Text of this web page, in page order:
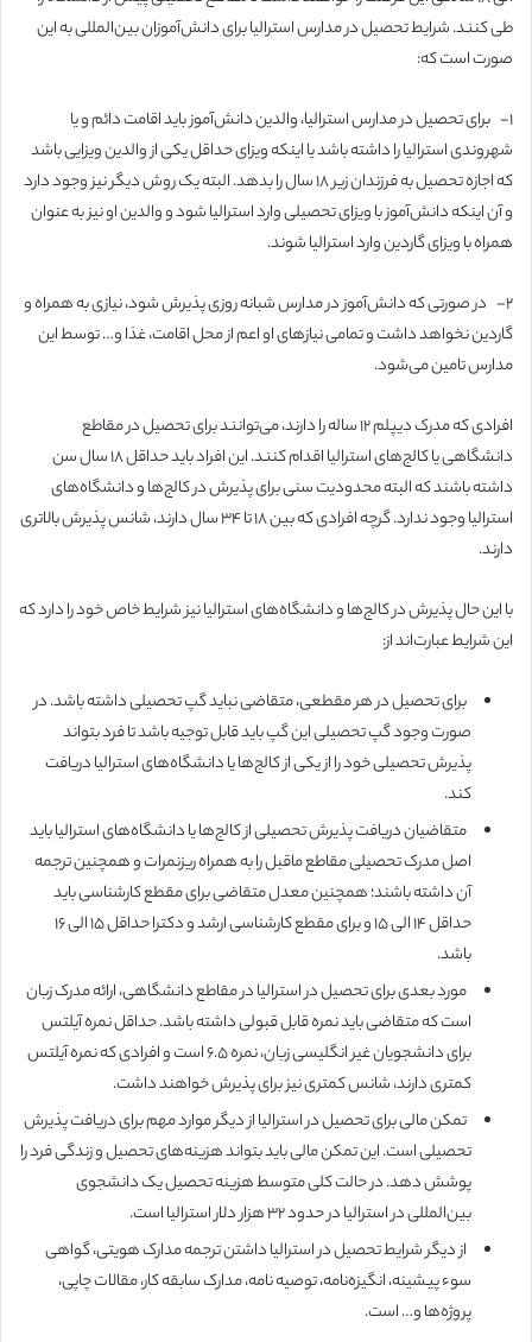
طی کنند. شرایط تحصیل در مدارس استرالیا برای دانش‌آموزان بین‌المللی به این
صورت است که:
۱-
برای تحصیل در مدارس استرالیا، والدین دانش‌آموز باید اقامت دائم و یا
شهروندی استرالیا را داشته باشد یا اینکه ویزای حداقل یکی از والدین ویزایی باشد
که اجازه تحصیل به فرزندان زیر ۱۸ سال را بدهد. البته یک روش دیگر نیز وجود دارد
و آن اینکه دانش‌آموز با ویزای تحصیلی وارد استرالیا شود و والدین او نیز به عنوان
همراه با ویزای گاردین وارد استرالیا شوند.
۲-
در صورتی که دانش‌آموز در مدارس شبانه روزی پذیرش شود، نیازی به همراه و
گاردین نخواهد داشت و تمامی نیازهای او اعم از محل اقامت، غذا و… توسط این
مدارس تامین می‌شود.
افرادی که مدرک دیپلم ۱۲ ساله را دارند، می‌توانند برای تحصیل در مقاطع
دانشگاهی یا کالج‌‌های استرالیا اقدام کنند. این افراد باید حداقل ۱۸ سال سن
داشته باشند که البته محدودیت سنی برای پذیرش در کالج‌ها و دانشگاه‌های
استرالیا وجود ندارد. گرچه افرادی که بین ۱۸ تا ۳۴ سال دارند، شانس پذیرش بالاتری
دارند.
با این حال پذیرش در کالج‌ها و دانشگاه‌های استرالیا نیز شرایط خاص خود را دارد که
این شرایط عبارت‌اند از:
برای تحصیل در هر مقطعی، متقاضی نباید گپ تحصیلی داشته باشد. در
صورت وجود گپ تحصیلی این گپ باید قابل توجیه باشد تا فرد بتواند
پذیرش تحصیلی خود را از یکی از کالج‌ها یا دانشگاه‌های استرالیا دریافت
کند.
متقاضیان دریافت پذیرش تحصیلی از کالج‌ها یا دانشگاه‌های استرالیا باید
اصل مدرک تحصیلی مقاطع ماقبل را به همراه ریزنمرات و همچنین ترجمه
آن داشته باشند؛ همچنین معدل متقاضی برای مقطع کارشناسی باید
حداقل ۱۴ الی ۱۵ و برای مقطع کارشناسی ارشد و دکترا حداقل ۱۵ الی ۱۶
باشد.
مورد بعدی برای تحصیل در استرالیا در مقاطع دانشگاهی، ارائه مدرک زبان
است که متقاضی باید نمره قابل قبولی داشته باشد. حداقل نمره آیلتس
برای دانشجویان غیر انگلیسی زبان، نمره ۶.۵ است و افرادی که نمره آیلتس
کمتری دارند، شانس کمتری نیز برای پذیرش خواهند داشت.
تمکن مالی برای تحصیل در استرالیا از دیگر موارد مهم برای دریافت پذیرش
تحصیلی است. این تمکن مالی باید بتواند هزینه‌های تحصیل و زندگی فرد را
پوشش دهد. در حالت کلی متوسط هزینه تحصیل یک دانشجوی
بین‌المللی در استرالیا در حدود ۳۲ هزار دلار استرالیا است.
از دیگر شرایط تحصیل در استرالیا داشتن ترجمه مدارک هویتی، گواهی
سوء پیشینه، انگیزه‌نامه، توصیه نامه، مدارک سابقه کار، مقالات چاپی،
پروژه‌ها و… است.